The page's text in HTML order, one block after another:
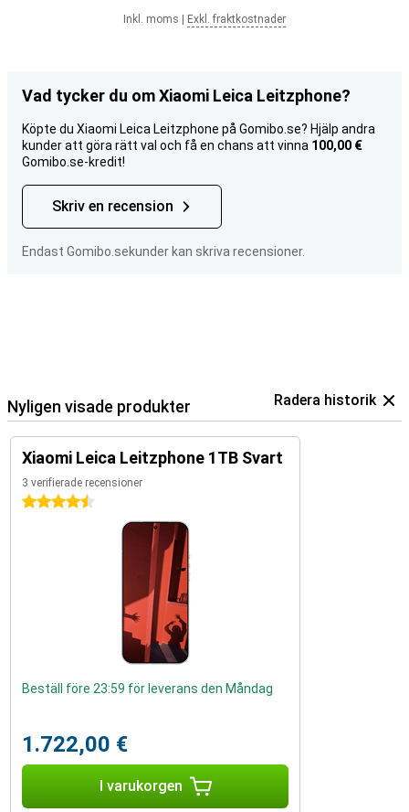
Inkl. moms Exkl. fraktkostnader
Vad tycker du om Xiaomi Leica Leitzphone?
Köpte du Xiaomi Leica Leitzphone på Gomibo.se? Hjälp andra
kunder att göra rätt val och få en chans att vinna 100,00 €
Gomibo.se-kredit!
Skriv en recension
Endast Gomibo.sekunder kan skriva recensioner.
Nyligen visade produkter Radera historik
Xiaomi Leica Leitzphone 1TB Svart
3 verifierade recensioner
4.5 stjärnor
Beställ före 23:59 för leverans den Måndag
1.722,00 €
I varukorgen